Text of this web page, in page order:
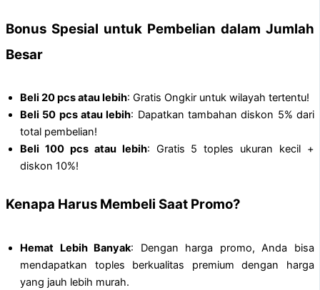
Bonus Spesial untuk Pembelian dalam Jumlah
Besar
Beli 20 pcs atau lebih: Gratis Ongkir untuk wilayah tertentu!
Beli 50 pcs atau lebih: Dapatkan tambahan diskon 5% dari
total pembelian!
Beli 100 pcs atau lebih: Gratis 5 toples ukuran kecil +
diskon 10%!
Kenapa Harus Membeli Saat Promo?
Hemat Lebih Banyak: Dengan harga promo, Anda bisa
mendapatkan toples berkualitas premium dengan harga
yang jauh lebih murah.